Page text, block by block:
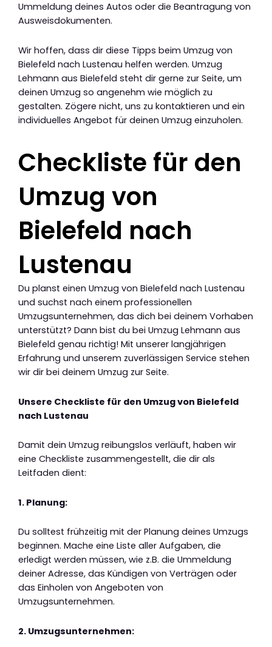
Ummeldung deines Autos oder die Beantragung von
Ausweisdokumenten.
Wir hoffen, dass dir diese Tipps beim Umzug von
Bielefeld nach Lustenau helfen werden. Umzug
Lehmann aus Bielefeld steht dir gerne zur Seite, um
deinen Umzug so angenehm wie möglich zu
gestalten. Zögere nicht, uns zu kontaktieren und ein
individuelles Angebot für deinen Umzug einzuholen.
Checkliste für den
Umzug von
Bielefeld nach
Lustenau
Du planst einen Umzug von Bielefeld nach Lustenau
und suchst nach einem professionellen
Umzugsunternehmen, das dich bei deinem Vorhaben
unterstützt? Dann bist du bei Umzug Lehmann aus
Bielefeld genau richtig! Mit unserer langjährigen
Erfahrung und unserem zuverlässigen Service stehen
wir dir bei deinem Umzug zur Seite.
Unsere Checkliste für den Umzug von Bielefeld
nach Lustenau
Damit dein Umzug reibungslos verläuft, haben wir
eine Checkliste zusammengestellt, die dir als
Leitfaden dient:
1. Planung:
Du solltest frühzeitig mit der Planung deines Umzugs
beginnen. Mache eine Liste aller Aufgaben, die
erledigt werden müssen, wie z.B. die Ummeldung
deiner Adresse, das Kündigen von Verträgen oder
das Einholen von Angeboten von
Umzugsunternehmen.
2. Umzugsunternehmen: